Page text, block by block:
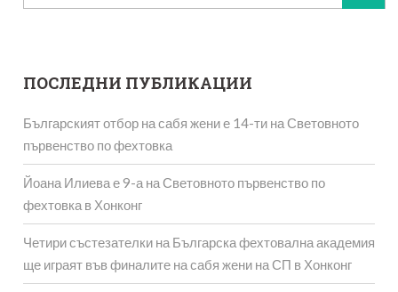
за:
ПОСЛЕДНИ ПУБЛИКАЦИИ
Българският отбор на сабя жени е 14-ти на Световното
първенство по фехтовка
Йоана Илиева е 9-а на Световното първенство по
фехтовка в Хонконг
Четири състезателки на Българска фехтовална академия
ще играят във финалите на сабя жени на СП в Хонконг